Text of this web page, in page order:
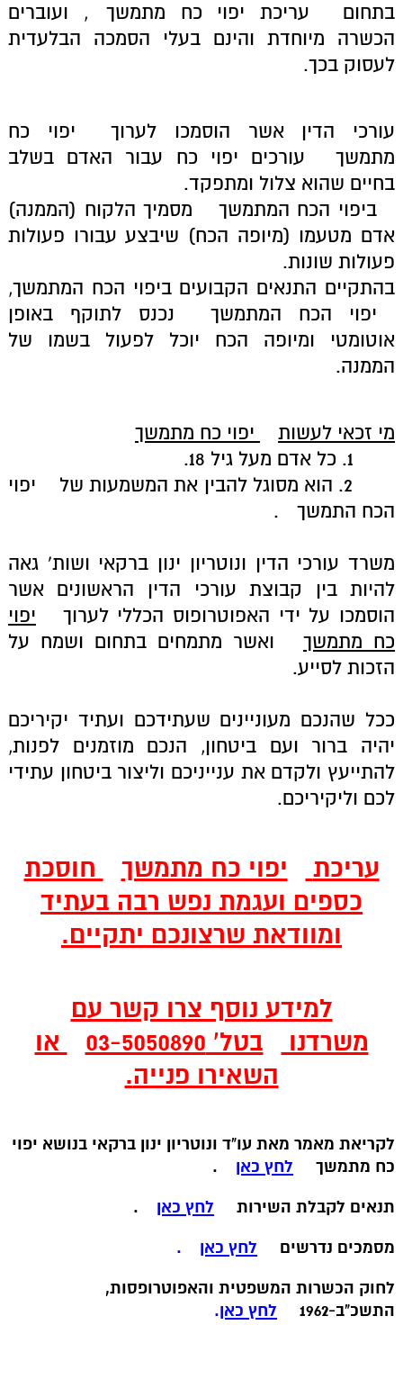
בתחום עריכת יפוי כח מתמשך
, ועוברים
הכשרה מיוחדת והינם בעלי הסמכה הבלעדית
לעסוק בכך.
עורכי הדין אשר הוסמכו לערוך
יפוי כח
מתמשך
עורכים יפוי כח עבור האדם בשלב
בחיים שהוא צלול ומתפקד.
ביפוי הכח המתמשך
מסמיך הלקוח (הממנה)
אדם מטעמו (מיופה הכח) שיבצע עבורו פעולות
פעולות שונות.
בהתקיים התנאים הקבועים ביפוי הכח המתמשך,
יפוי הכח המתמשך
נכנס לתוקף באופן
אוטומטי ומיופה הכח יוכל לפעול בשמו של
הממנה.
מי זכאי לעשות
יפוי כח מתמשך
יפוי
הכח התמשך
.
משרד עורכי הדין ונוטריון ינון ברקאי ושות' גאה
להיות בין קבוצת עורכי הדין הראשונים אשר
הוסמכו על ידי האפוטרופוס הכללי לערוך
יפוי
כח מתמשך
ואשר מתמחים בתחום ושמח על
הזכות לסייע.
ככל שהנכם מעוניינים שעתידכם ועתיד יקיריכם
יהיה ברור ועם ביטחון, הנכם מוזמנים לפנות,
להתייעץ ולקדם את ענייניכם וליצור ביטחון עתידי
לכם וליקיריכם.
עריכת יפוי כח מתמשך
חוסכת
כספים ועגמת נפש רבה בעתיד
ומוודאת שרצונכם יתקיים.
למידע נוסף צרו קשר עם
משרדנו
בטל' 03-5050890
או
השאירו פנייה.
לקריאת מאמר מאת עו"ד ונוטריון ינון ברקאי בנושא יפוי
כח מתמשך
לחץ כאן
.
תנאים לקבלת השירות
לחץ כאן
.
מסמכים נדרשים
לחץ כאן
.
לחוק הכשרות המשפטית והאפוטרופסות,
התשכ"ב-1962
לחץ כאן.